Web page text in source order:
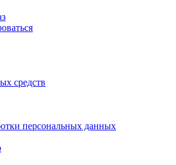
средств
персональных данных